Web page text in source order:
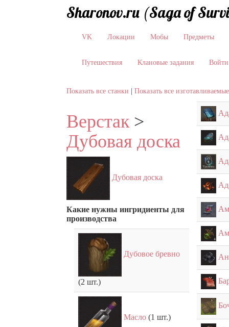
Sharonov.ru (Saga of
VK Локации Мобы Предметы
Путешествия Клановые задания Войти
Показать все станки Показать все
Верстак>
Дубовая доска
Дубовая доска
Какие нужны ингридиенты для
производства
Дубовое бревно
(2 шт.)
Масло (1 шт.)